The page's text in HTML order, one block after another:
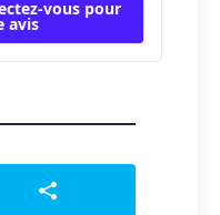
vous pour
avis